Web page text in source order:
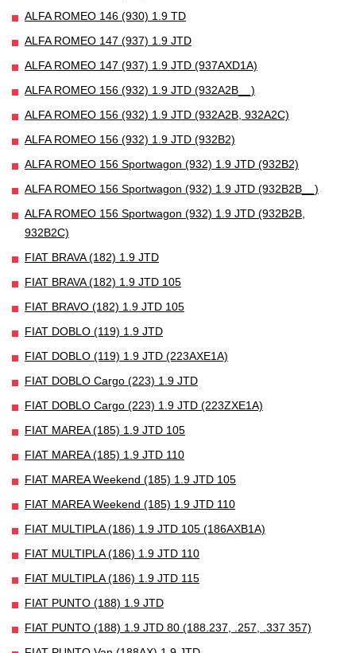
ALFA ROMEO 146 (930) 1.9 TD
ALFA ROMEO 147 (937) 1.9 JTD
ALFA ROMEO 147 (937) 1.9 JTD (937AXD1A)
ALFA ROMEO 156 (932) 1.9 JTD (932A2B__)
ALFA ROMEO 156 (932) 1.9 JTD (932A2B, 932A2C)
ALFA ROMEO 156 (932) 1.9 JTD (932B2)
ALFA ROMEO 156 Sportwagon (932) 1.9 JTD (932B2)
ALFA ROMEO 156 Sportwagon (932) 1.9 JTD (932B2B__)
ALFA ROMEO 156 Sportwagon (932) 1.9 JTD (932B2B,
932B2C)
FIAT BRAVA (182) 1.9 JTD
FIAT BRAVA (182) 1.9 JTD 105
FIAT BRAVO (182) 1.9 JTD 105
FIAT DOBLO (119) 1.9 JTD
FIAT DOBLO (119) 1.9 JTD (223AXE1A)
FIAT DOBLO Cargo (223) 1.9 JTD
FIAT DOBLO Cargo (223) 1.9 JTD (223ZXE1A)
FIAT MAREA (185) 1.9 JTD 105
FIAT MAREA (185) 1.9 JTD 110
FIAT MAREA Weekend (185) 1.9 JTD 105
FIAT MAREA Weekend (185) 1.9 JTD 110
FIAT MULTIPLA (186) 1.9 JTD 105 (186AXB1A)
FIAT MULTIPLA (186) 1.9 JTD 110
FIAT MULTIPLA (186) 1.9 JTD 115
FIAT PUNTO (188) 1.9 JTD
FIAT PUNTO (188) 1.9 JTD 80 (188.237, .257, .337 357)